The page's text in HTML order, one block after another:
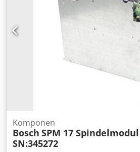
Komponen
Bosch SPM 17 Spindelmodul
SN:345272